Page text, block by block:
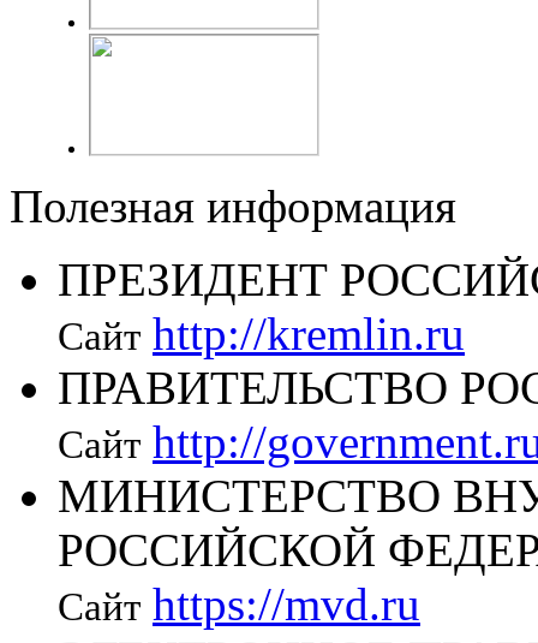
Полезная информация
ПРЕЗИДЕНТ
Сайт http://kremlin.ru
ПРАВИТЕЛЬСТВО
Сайт http://
МИНИСТЕРСТВО
РОССИЙСКОЙ
Сайт https://mvd.ru